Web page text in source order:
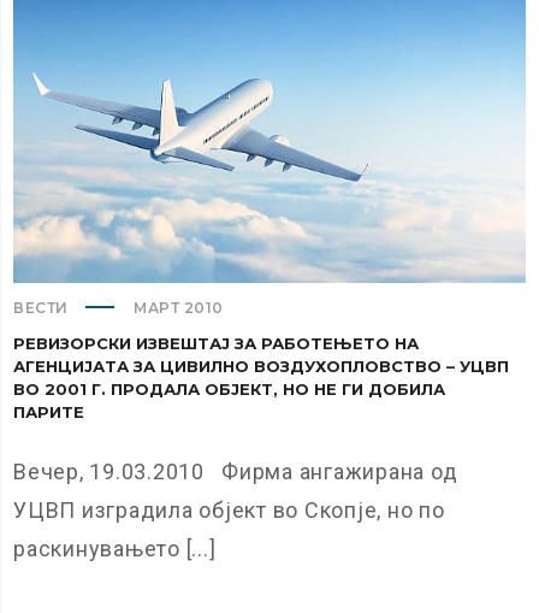
ВЕСТИ МАРТ 2010
РЕВИЗОРСКИ ИЗВЕШТАЈ ЗА РАБОТЕЊЕТО НА
АГЕНЦИЈАТА ЗА ЦИВИЛНО ВОЗДУХОПЛОВСТВО – УЦВП
ВО 2001 Г. ПРОДАЛА ОБЈЕКТ, НО НЕ ГИ ДОБИЛА
ПАРИТЕ
Вечер, 19.03.2010 Фирма ангажирана од
УЦВП изградила објект во Скопје, но по
раскинувањето [...]